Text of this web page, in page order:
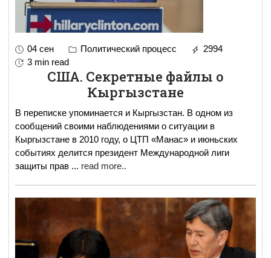
04 сен Политический процесс
2994
3 min read
США. Секретные файлы о
Кыргызстане
В переписке упоминается и Кыргызстан. В одном из
сообщений своими наблюдениями о ситуации в
Кыргызстане в 2010 году, о ЦТП «Манас» и июньских
событиях делится президент Международной лиги
защиты прав ... read more..